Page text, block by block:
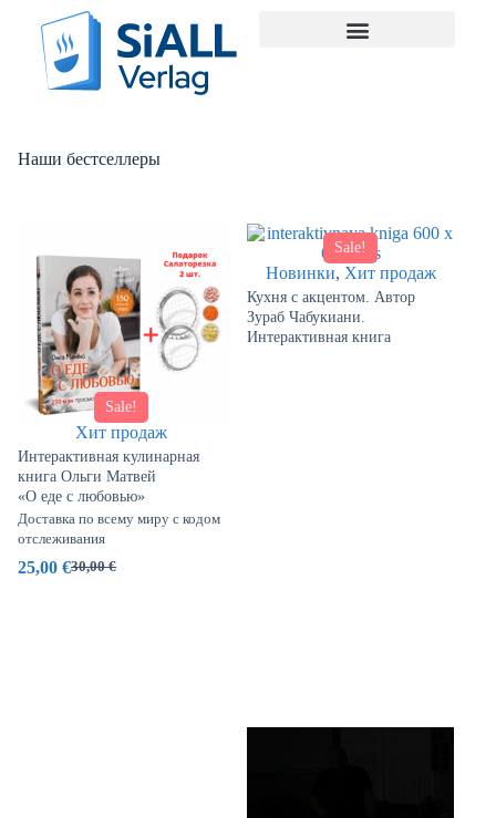
Наши бестселлеры
Sale!
Интерактивная кулинарная
книга Ольги Матвей
«О еде с любовью»
30,00€
25,00 €
Доставка по всему миру с кодом
отслеживания
Хит продаж
Sale!
Кухня с акцентом. Автор
Зураб Чабукиани.
Интерактивная книга
Новинки, Хит продаж